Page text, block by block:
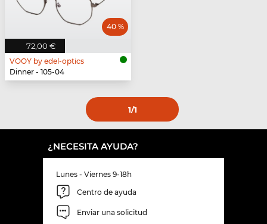
72,00 €
40 %
VOOY by edel-optics
Dinner - 105-04
1/1
¿NECESITA AYUDA?
Lunes - Viernes 9-18h
Centro de ayuda
Enviar una solicitud